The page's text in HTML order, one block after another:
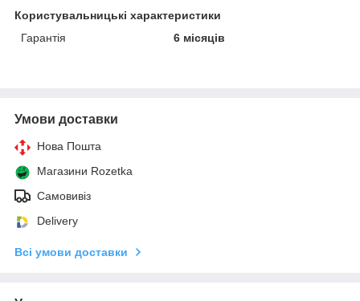
Користувальницькі характеристики
Гарантія
6 місяців
Умови доставки
Нова Пошта
Магазини Rozetka
Самовивіз
Delivery
Всі умови доставки